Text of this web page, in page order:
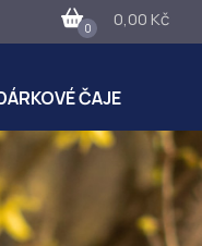
0 0,00 Kč
ČAJE